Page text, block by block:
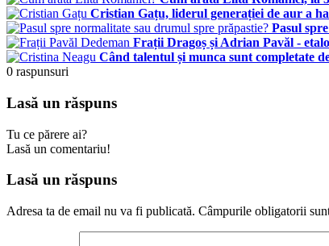
Cristian Gațu, liderul generației de aur a
Pasul
Frații Dragoș și Adrian Pavăl -
Când talentul și munca sunt completate
0 raspunsuri
Lasă un răspuns
Tu ce părere ai?
Lasă un comentariu!
Lasă un răspuns
Adresa ta de email nu va fi publicată. Câmpurile obligatorii